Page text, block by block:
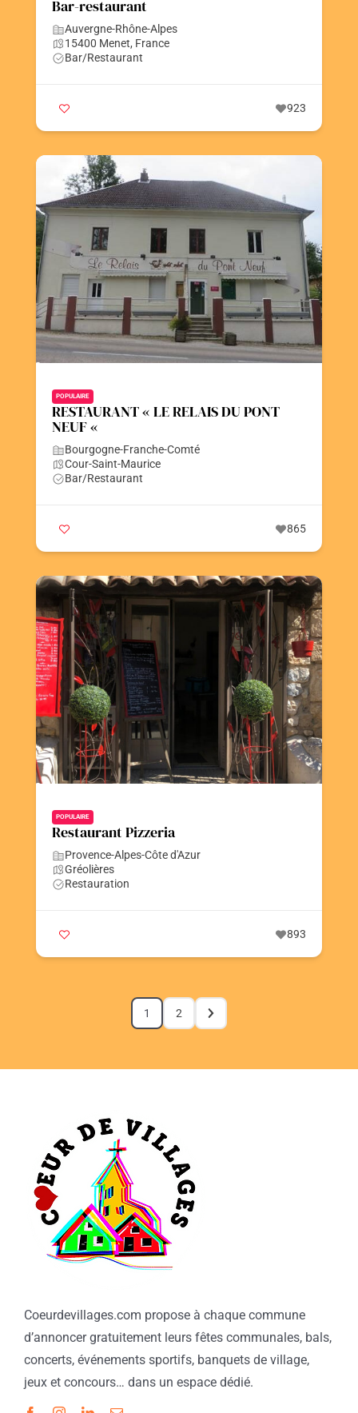
Bar-restaurant
Auvergne-Rhône-Alpes
15400 Menet, France
Bar/Restaurant
923
POPULAIRE
RESTAURANT « LE RELAIS DU PONT
NEUF «
Bourgogne-Franche-Comté
Cour-Saint-Maurice
Bar/Restaurant
865
POPULAIRE
Restaurant Pizzeria
Provence-Alpes-Côte d'Azur
Gréolières
Restauration
893
1 2
Coeurdevillages.com propose à chaque commune
d’annoncer gratuitement leurs fêtes communales, bals,
concerts, événements sportifs, banquets de village,
jeux et concours… dans un espace dédié.